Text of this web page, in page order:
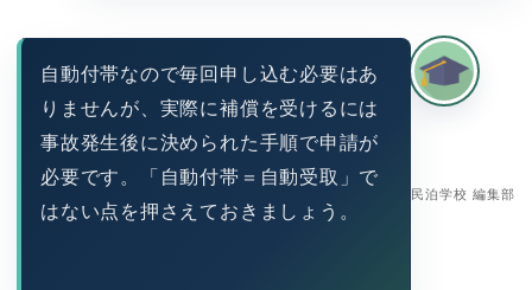
民泊学校 編集部
自動付帯なので毎回申し込む必要はあ
りませんが、実際に補償を受けるには
事故発生後に決められた手順で申請が
必要です。「自動付帯＝自動受取」で
はない点を押さえておきましょう。